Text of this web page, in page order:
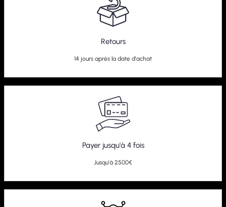
Retours
14 jours après la date d'achat
Payer jusqu'à 4 fois
Jusqu'à 2500€